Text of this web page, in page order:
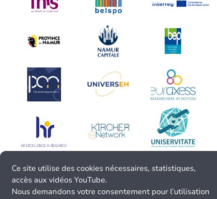
Ce site utilise des cookies nécessaires, statistiques,
accès aux vidéos YouTube.
Nous demandons votre consentement pour l’utilisation